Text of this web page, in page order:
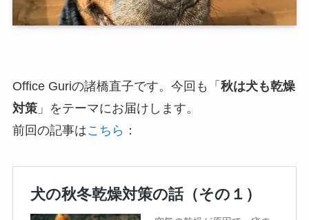
Office Guriの諸橋直子です。今回も「 秋は犬も乾燥
対策」をテーマにお届けします。
前回の記事はこちら ：